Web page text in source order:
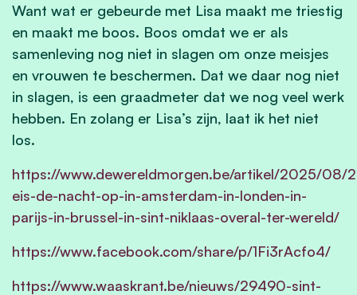
Want wat er gebeurde met Lisa maakt me triestig
en maakt me boos. Boos omdat we er als
samenleving nog niet in slagen om onze meisjes
en vrouwen te beschermen. Dat we daar nog niet
in slagen, is een graadmeter dat we nog veel werk
hebben. En zolang er Lisa’s zijn, laat ik het niet
los.
https://www.dewereldmorgen.be/artikel/2025/08/
eis-de-nacht-op-in-amsterdam-in-londen-in-
parijs-in-brussel-in-sint-niklaas-overal-ter-wereld/
https://www.facebook.com/share/p/1Fi3rAcfo4/
https://www.waaskrant.be/nieuws/29490-sint-